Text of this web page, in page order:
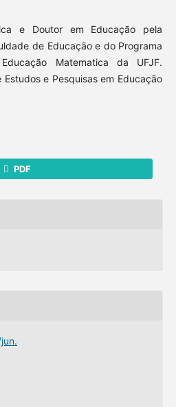
e Doutor em Educação pela
de Educação e do Programa
Matematica da UFJF.
e Pesquisas em Educação
PDF